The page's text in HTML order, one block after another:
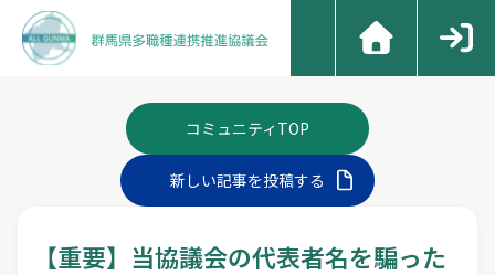
コミュニティTOP
新しい記事を投稿する
【重要】当協議会の代表者名を騙った